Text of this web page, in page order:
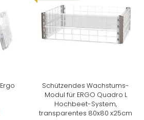
Schützendes Wachstums-
Modul für ERGO Quadro L
Hochbeet-System,
transparentes 80x80 x25cm